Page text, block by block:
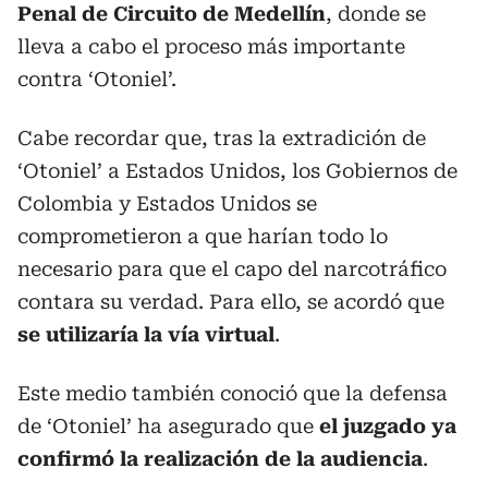
Penal de Circuito de Medellín, donde se
lleva a cabo el proceso más importante
contra ‘Otoniel’.
Cabe recordar que, tras la extradición de
‘Otoniel’ a Estados Unidos, los Gobiernos de
Colombia y Estados Unidos se
comprometieron a que harían todo lo
necesario para que el capo del narcotráfico
contara su verdad. Para ello, se acordó que
se utilizaría la vía virtual.
Este medio también conoció que la defensa
de ‘Otoniel’ ha asegurado que el juzgado ya
confirmó la realización de la audiencia.